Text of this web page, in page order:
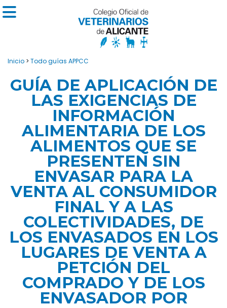
Inicio > Todo guías APPCC
GUÍA DE APLICACIÓN DE
LAS EXIGENCIAS DE
INFORMACIÓN
ALIMENTARIA DE LOS
ALIMENTOS QUE SE
PRESENTEN SIN
ENVASAR PARA LA
VENTA AL CONSUMIDOR
FINAL Y A LAS
COLECTIVIDADES, DE
LOS ENVASADOS EN LOS
LUGARES DE VENTA A
PETCIÓN DEL
COMPRADO Y DE LOS
ENVASADOR POR